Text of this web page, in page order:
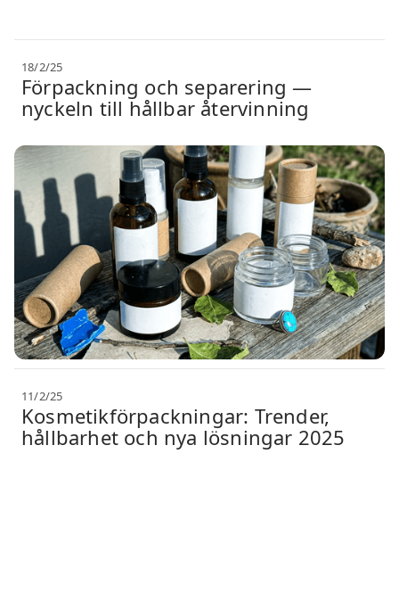
18/2/25
Förpackning och separering —
nyckeln till hållbar återvinning
11/2/25
Kosmetikförpackningar: Trender,
hållbarhet och nya lösningar 2025